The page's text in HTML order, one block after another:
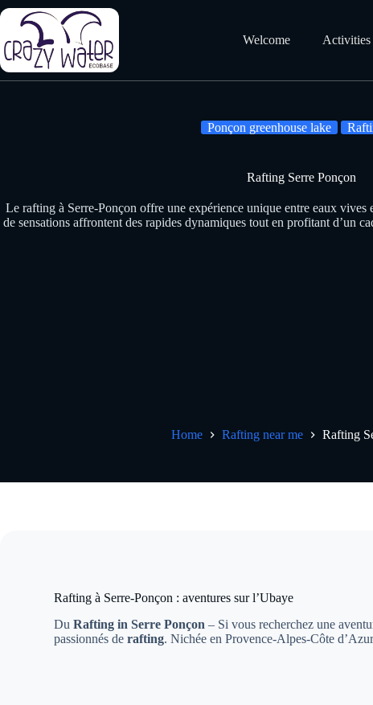
Skip
to
Welcome Activities
Ponçon greenhouse lake
Rafting Serre Ponçon
Le rafting à Serre-Ponçon offre une expérience unique entre eaux vives
de sensations affrontent des rapides dynamiques tout en profitant d’un
Home Rafting near me Rafting
Rafting à Serre-Ponçon : aventures sur l’Ubaye
DuRafting in Serre Ponçon – Si vous recherchez une
passionnés derafting. Nichée en Provence-Alpes-Côte